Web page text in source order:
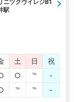
ニツクヴイレジB1
駅
土 日
祝
○ ℡
-
℡ ℡ -